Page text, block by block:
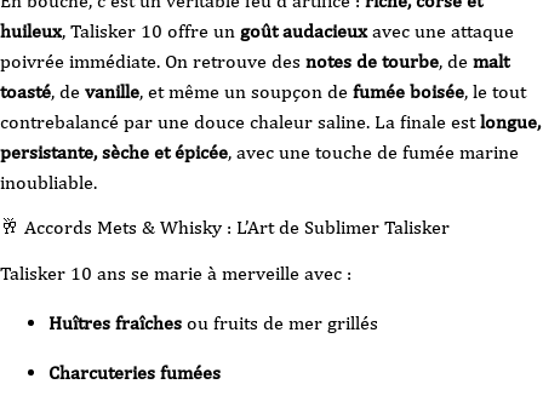
huileux, Talisker 10 offre un goût audacieuxavec une attaque
poivrée immédiate. On retrouve des notes de tourbe, de malt
toasté, de vanille, et même un soupçon de fumée boisée, le tout
contrebalancé par une douce chaleur saline. La finale estlongue,
persistante, sèche et épicée, avec une touche de fumée marine
inoubliable.
🥂 Accords Mets & Whisky : L’Art de Sublimer Talisker
Talisker 10 ans se marie à merveille avec :
Huîtres fraîches ou fruits de mer grillés
Charcuteries fumées